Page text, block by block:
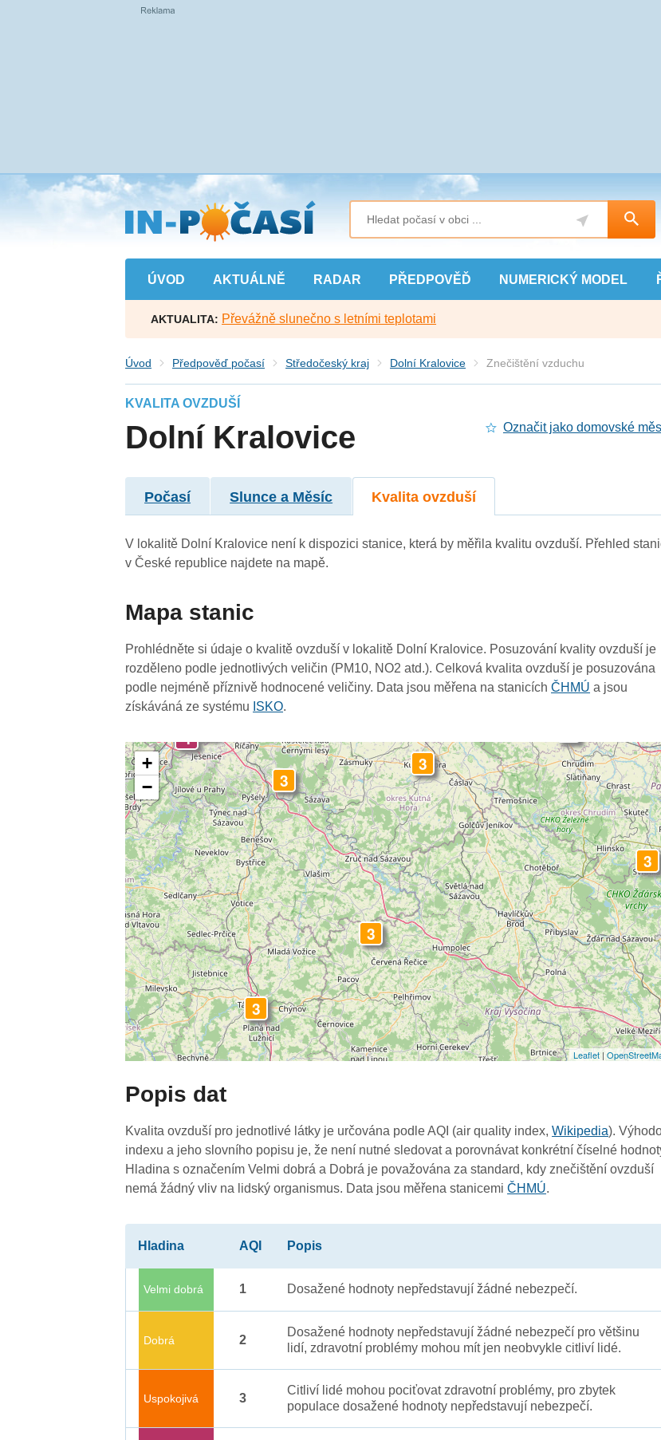
Přejít
na
hlavní
obsah
ÚVOD AKTUÁLNĚ RADAR PŘEDPOVĚĎ NUMERICKÝ MODEL
AKTUALITA: Převážně slunečno s letními teplotami
Úvod Předpověď počasí Středočeský kraj Dolní Kralovice Znečištění vzduchu
KVALITA OVZDUŠÍ
Dolní Kralovice Označit jako domovské
Počasí Slunce a Měsíc Kvalita ovzduší
V lokalitě Dolní Kralovice není k dispozici stanice, která by měřila kvalitu ovzduší. Přehled
v České republice najdete na mapě.
Mapa stanic
Prohlédněte si údaje o kvalitě ovzduší v lokalitě Dolní Kralovice. Posuzování kvality ovzduší je
rozděleno podle jednotlivých veličin (PM10, NO2 atd.). Celková kvalita ovzduší je posuzována
podle nejméně příznivě hodnocené veličiny. Data jsou měřena na stanicíchČHMÚ a jsou
získáváná ze systému ISKO.
3
3
4
4
4
4
-
4
4
4
4
44 4
4
3
4
3
3
3
3
3
3
3
+
−
Leaflet|
Popis dat
Kvalita ovzduší pro jednotlivé látky je určována podle AQI (air quality index,Wikipedia).
indexu a jeho slovního popisu je, že není nutné sledovat a porovnávat konkrétní číselné
Hladina s označením Velmi dobrá a Dobrá je považována za standard, kdy znečištění ovzduší
nemá žádný vliv na lidský organismus. Data jsou měřena stanicemiČHMÚ.
Hladina AQI Popis
Velmi dobrá 1 Dosažené hodnoty nepředstavují žádné nebezpečí.
Dobrá 2
Dosažené hodnoty nepředstavují žádné nebezpečí pro většinu
lidí, zdravotní problémy mohou mít jen neobvykle citliví lidé.
Uspokojivá 3
Citliví lidé mohou pociťovat zdravotní problémy, pro zbytek
populace dosažené hodnoty nepředstavují nebezpečí.